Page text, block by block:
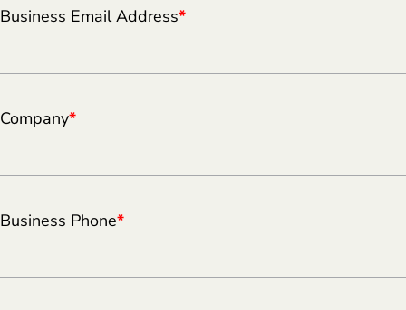
Business Email Address*
Company*
Business Phone*